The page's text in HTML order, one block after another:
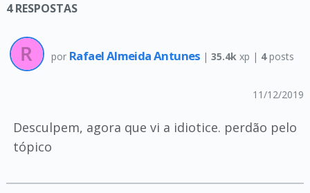
4RESPOSTAS
por Rafael Almeida Antunes |35.4k xp | 4posts
11/12/2019
Desculpem, agora que vi a idiotice. perdão pelo
tópico